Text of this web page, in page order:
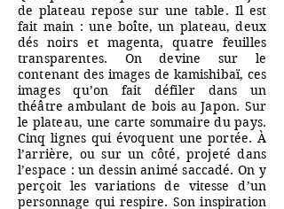
de plateau repose sur une table. Il est
fait main : une boîte, un plateau, deux
dés noirs et magenta, quatre feuilles
transparentes. On devine sur le
contenant des images de kamishibaï, ces
images qu’on fait défiler dans un
théâtre ambulant de bois au Japon. Sur
le plateau, une carte sommaire du pays.
Cinq lignes qui évoquent une portée. À
l’arrière, ou sur un côté, projeté dans
l’espace : un dessin animé saccadé. On y
perçoit les variations de vitesse d’un
personnage qui respire. Son inspiration